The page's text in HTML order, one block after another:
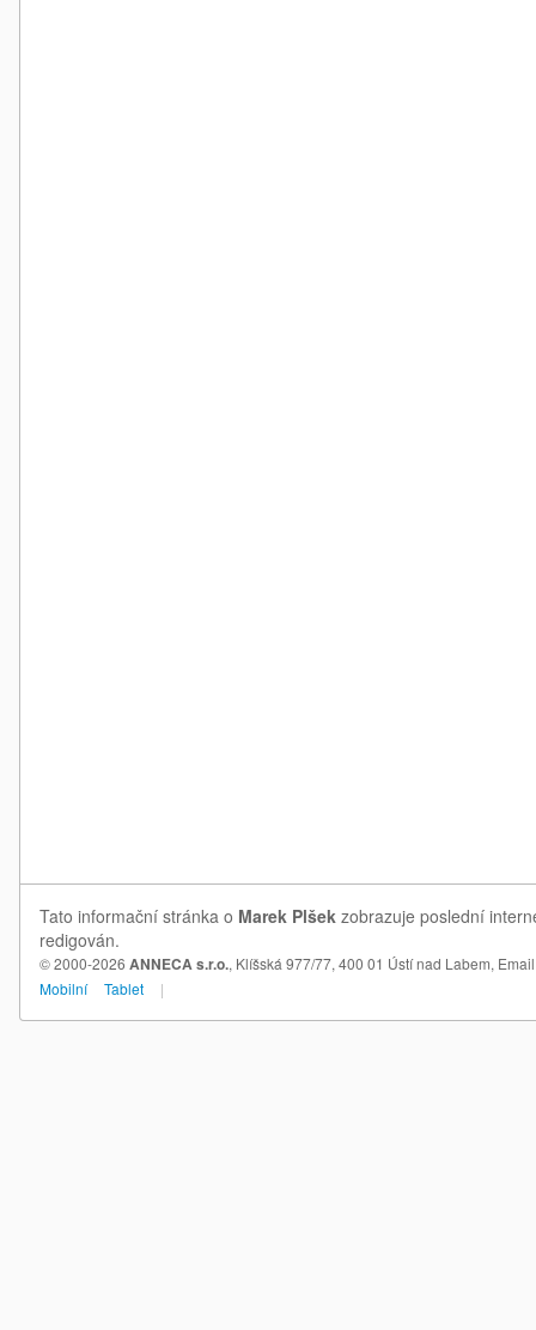
Tato informační stránka o Marek Plšek zobrazuje poslední
redigován.
© 2000-2026 ANNECA s.r.o., Klíšská 977/77, 400 01 Ústí nad Labem,
Mobilní
Tablet |